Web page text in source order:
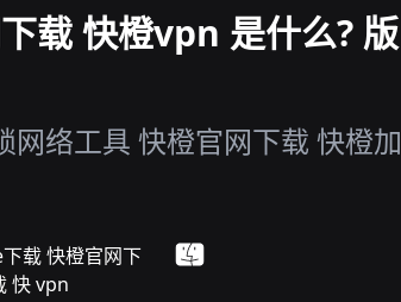
载 快橙vpn 是什么? 版
络工具 快橙官网下载 快橙加
载 快橙官网下
快 vpn